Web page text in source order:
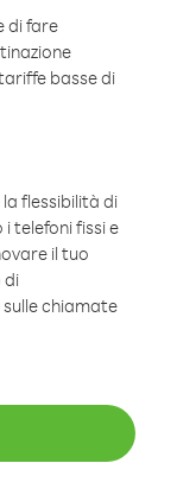
di fare
basse di
flessibilità di
telefoni fissi e
il tuo
di
chiamate